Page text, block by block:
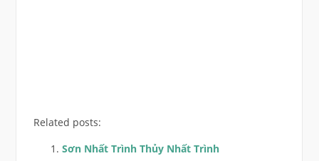
Related posts:
Sơn Nhất Trình Thủy Nhất Trình